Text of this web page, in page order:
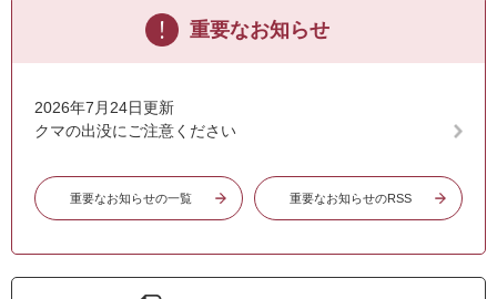
重要なお知らせ
2026年7月24日更新
クマの出没にご注意ください
重要なお知らせの一覧 重要なお知らせのRSS